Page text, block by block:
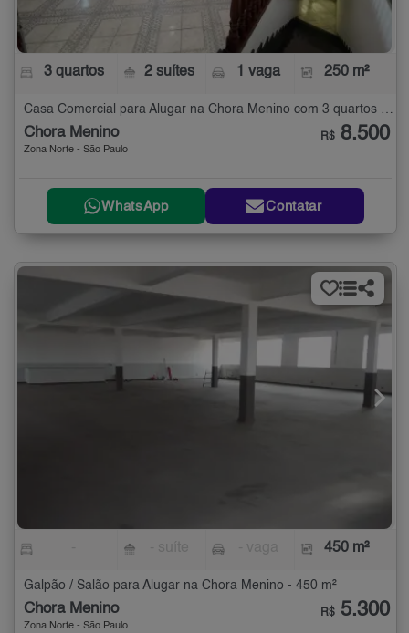
3 quartos 2 suítes 1 vaga 250 m²
Casa Comercial para Alugar na Chora Menino com 3 quartos - 250 m²
Chora Menino
Zona Norte - São Paulo
R$ 8.500
WhatsApp Contatar
450 m²
Galpão / Salão para Alugar na Chora Menino - 450 m²
Chora Menino
Zona Norte - São Paulo
R$ 5.300